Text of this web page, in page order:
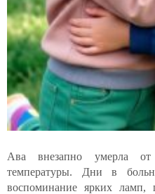
Ава внезапно умерла
температуры. Дни в
воспоминание ярких